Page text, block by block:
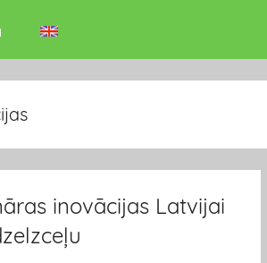
inovācijas Latvijai